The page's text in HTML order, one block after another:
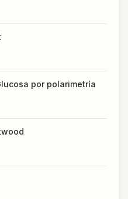
por polarimetría